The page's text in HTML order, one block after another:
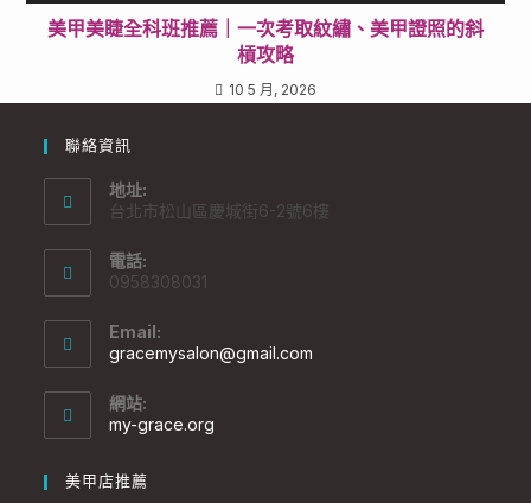
美甲美睫全科班推薦｜一次考取紋繡、美甲證照的斜
槓攻略
10 5 月, 2026
聯絡資訊
地址:
台北市松山區慶城街6-2號6樓
電話:
0958308031
Email:
gracemysalon@gmail.com
網站:
my-grace.org
美甲店推薦